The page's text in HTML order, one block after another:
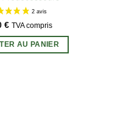
€ TVA compris
AU PANIER